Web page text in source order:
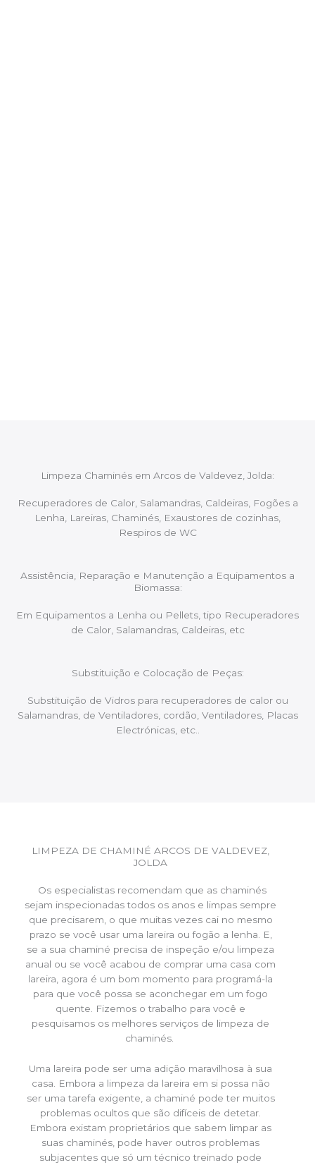
Limpeza Chaminés em Arcos de Valdevez, Jolda:
Recuperadores de Calor, Salamandras, Caldeiras, Fogões a
Lenha, Lareiras, Chaminés, Exaustores de cozinhas,
Respiros de WC
Assistência, Reparação e Manutenção a Equipamentos a
Biomassa:
Em Equipamentos a Lenha ou Pellets, tipo Recuperadores
de Calor, Salamandras, Caldeiras, etc
Substituição e Colocação de Peças:
Substituição de Vidros para recuperadores de calor ou
Salamandras, de Ventiladores, cordão, Ventiladores, Placas
Electrónicas, etc..
LIMPEZA DE CHAMINÉ ARCOS DE VALDEVEZ,
JOLDA
Os especialistas recomendam que as chaminés
sejam inspecionadas todos os anos e limpas sempre
que precisarem, o que muitas vezes cai no mesmo
prazo se você usar uma lareira ou fogão a lenha. E,
se a sua chaminé precisa de inspeção e/ou limpeza
anual ou se você acabou de comprar uma casa com
lareira, agora é um bom momento para programá-la
para que você possa se aconchegar em um fogo
quente. Fizemos o trabalho para você e
pesquisamos os melhores serviços de limpeza de
chaminés.
Uma lareira pode ser uma adição maravilhosa à sua
casa. Embora a limpeza da lareira em si possa não
ser uma tarefa exigente, a chaminé pode ter muitos
problemas ocultos que são difíceis de detetar.
Embora existam proprietários que sabem limpar as
suas chaminés, pode haver outros problemas
subjacentes que só um técnico treinado pode